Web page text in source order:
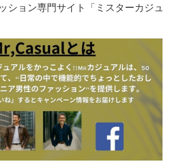
ション専門サイト「ミスターカジュ